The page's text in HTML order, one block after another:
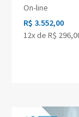
On-line
R$ 3.552,00
12x de R$